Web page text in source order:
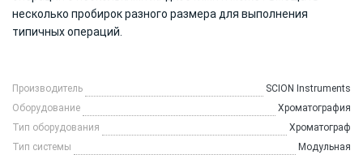
несколько пробирок разного размера для выполнения
типичных операций.
Производитель
SCION Instruments
Оборудование
Хроматография
Тип оборудования
Хроматограф
Тип системы
Модульная